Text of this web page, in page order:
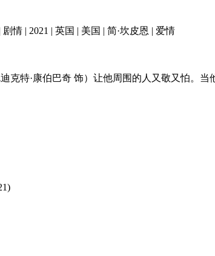
| 2021 | 英国 | 美国 | 简·坎皮恩 | 爱情
特·康伯巴奇 饰）让他周围的人又敬又怕。